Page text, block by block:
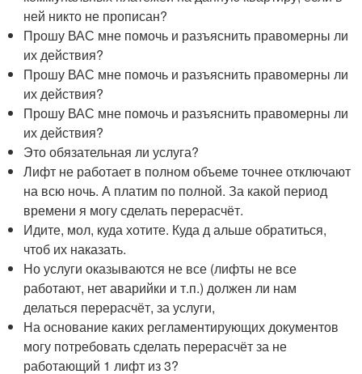
ней никто не прописан?
Прошу ВАС мне помочь и разъяснить правомерны ли
их действия?
Прошу ВАС мне помочь и разъяснить правомерны ли
их действия?
Прошу ВАС мне помочь и разъяснить правомерны ли
их действия?
Это обязательная ли услуга?
Лифт не работает в полном объеме точнее отключают
на всю ночь. А платим по полной. За какой период
времени я могу сделать перерасчёт.
Идите, мол, куда хотите. Куда д альше обратиться,
чтоб их наказать.
Но услуги оказываются не все (лифты не все
работают, нет аварийки и т.п.) должен ли нам
делаться перерасчёт, за услуги,
На основание каких регламентирующих документов
могу потребовать сделать перерасчёт за не
работающий 1 лифт из 3?